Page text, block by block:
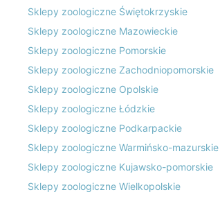
Sklepy zoologiczne Świętokrzyskie
Sklepy zoologiczne Mazowieckie
Sklepy zoologiczne Pomorskie
Sklepy zoologiczne Zachodniopomorskie
Sklepy zoologiczne Opolskie
Sklepy zoologiczne Łódzkie
Sklepy zoologiczne Podkarpackie
Sklepy zoologiczne Warmińsko-mazurskie
Sklepy zoologiczne Kujawsko-pomorskie
Sklepy zoologiczne Wielkopolskie